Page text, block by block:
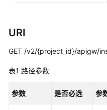
践
发
南
URI
GET /v2/{project_id}/apigw/
表1 路径参数
参数 是否必选 参